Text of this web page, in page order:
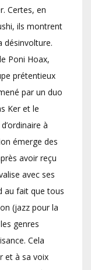
Certes, en
ils montrent
désinvolture.
Poni Hoax,
prétentieux
par un duo
Ker et le
à
émerge des
avoir reçu
avec ses
au fait que tous
(jazz pour la
genres
Cela
et à sa voix